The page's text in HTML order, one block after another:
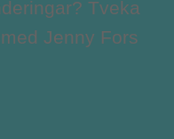
Tveka
Jenny Fors